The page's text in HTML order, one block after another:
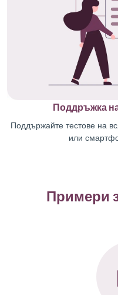
Поддръжка
Поддържайте тестове на
или
Примери